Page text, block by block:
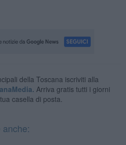
della Toscana iscriviti alla
Arriva gratis tutti i giorni
casella di posta.